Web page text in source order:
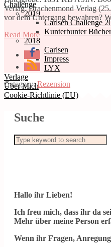
Challenge
2019
Carlsen Challenge
Kunterbunter
2018
Carlsen
Impress
LYX
Verlage
Über Mich
Cookie-Richtlinie (EU)
Verlag: Drachenmond Verlag
vor dem Untergang bewahren?
Read More
Category:Rezension
Suche
Hallo ihr Lieben!
Ich freu mich, dass ihr da
Mehr über meine Person
Wenn ihr Fragen,